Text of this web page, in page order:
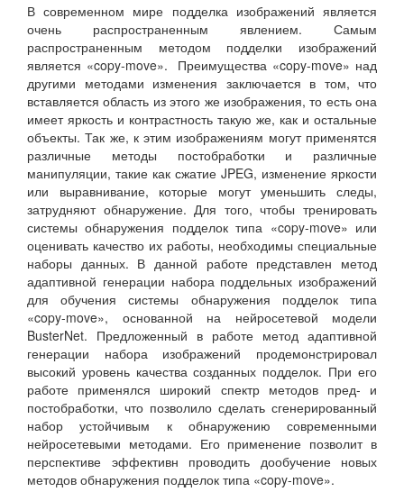
В современном мире подделка изображений является
очень распространенным явлением. Самым
распространенным методом подделки изображений
является «copy-move». Преимущества «copy-move» над
другими методами изменения заключается в том, что
вставляется область из этого же изображения, то есть она
имеет яркость и контрастность такую же, как и остальные
объекты. Так же, к этим изображениям могут применятся
различные методы постобработки и различные
манипуляции, такие как сжатие JPEG, изменение яркости
или выравнивание, которые могут уменьшить следы,
затрудняют обнаружение. Для того, чтобы тренировать
системы обнаружения подделок типа «copy-move» или
оценивать качество их работы, необходимы специальные
наборы данных. В данной работе представлен метод
адаптивной генерации набора поддельных изображений
для обучения системы обнаружения подделок типа
«copy-move», основанной на нейросетевой модели
BusterNet. Предложенный в работе метод адаптивной
генерации набора изображений продемонстрировал
высокий уровень качества созданных подделок. При его
работе применялся широкий спектр методов пред- и
постобработки, что позволило сделать сгенерированный
набор устойчивым к обнаружению современными
нейросетевыми методами. Его применение позволит в
перспективе эффективн проводить дообучение новых
методов обнаружения подделок типа «copy-move».